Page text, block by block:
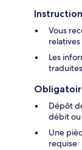
Vous
Les
Dépôt
débit ou
Une
requise